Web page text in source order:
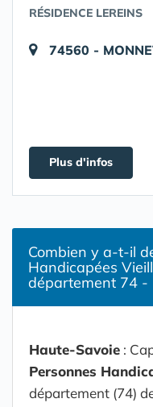
RÉSIDENCE LEREINS
74560 -
Plus d'infos
Combien y a-t-il
Handicapées
département 74 -
Haute-Savoie :
Personnes
département (74)